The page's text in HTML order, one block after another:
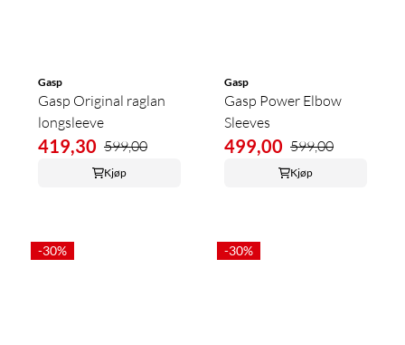
Gasp
Gasp Original raglan
longsleeve
419,30 599,00
Kjøp
Gasp
Gasp Power Elbow
Sleeves
499,00 599,00
Kjøp
-30% -30%